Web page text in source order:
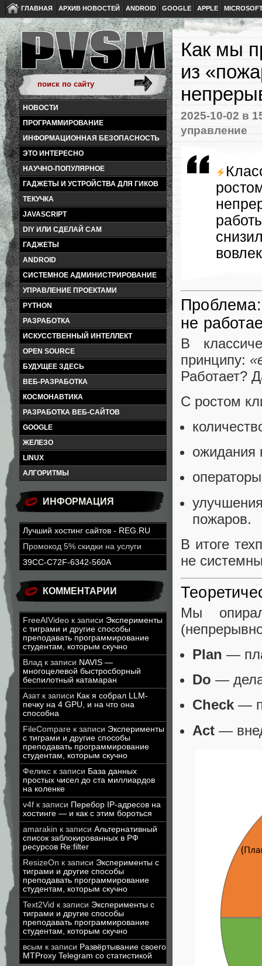
ГЛАВНАЯ АРХИВ НОВОСТЕЙ ANDROID GOOGLE APPLE
НОВОСТИ
ПРОГРАММИРОВАНИЕ
ИНФОРМАЦИОННАЯ БЕЗОПАСНОСТЬ
ЭТО ИНТЕРЕСНО
НАУЧНО-ПОПУЛЯРНОЕ
ГАДЖЕТЫ И УСТРОЙСТВА ДЛЯ ГИКОВ
ТЕКУЧКА
JAVASCRIPT
DIY ИЛИ СДЕЛАЙ САМ
ГАДЖЕТЫ
ANDROID
СИСТЕМНОЕ АДМИНИСТРИРОВАНИЕ
УПРАВЛЕНИЕ ПРОЕКТАМИ
PYTHON
РАЗРАБОТКА
ИСКУССТВЕННЫЙ ИНТЕЛЛЕКТ
OPEN SOURCE
БУДУЩЕЕ ЗДЕСЬ
ВЕБ-РАЗРАБОТКА
КОСМОНАВТИКА
РАЗРАБОТКА ВЕБ-САЙТОВ
GOOGLE
ЖЕЛЕЗО
LINUX
АЛГОРИТМЫ
ИНФОРМАЦИЯ
Лучший хостинг сайтов - REG.RU
Промокод 5% скидки на услуги
39CC-C72F-6342-560A
КОММЕНТАРИИ
FreeAIVideo к записи Эксперименты
с тиграми и другие способы
преподавать программирование
студентам, которым скучно
Влад к записи NAVIS —
многоцелевой быстросборный
беспилотный катамаран
Азатк записи Как я собрал LLM-
печку на 4 GPU, и на что она
способна
FileCompare к записи Эксперименты
с тиграми и другие способы
преподавать программирование
студентам, которым скучно
Феликс к записи База данных
простых чисел до ста миллиардов
на коленке
v4f к записи Перебор IP-адресов на
хостинге — и как с этим бороться
amarakin к записи Альтернативный
список заблокированных в РФ
ресурсов Re:filter
ResizeOn к записи Эксперименты с
тиграми и другие способы
преподавать программирование
студентам, которым скучно
Text2Vid к записи Эксперименты с
тиграми и другие способы
преподавать программирование
студентам, которым скучно
всым к записи Развёртывание своего
MTProxy Telegram со статистикой
Как мы
из
2025-10-02 в
управление
не
В
принципу:
Работает?
С ростом
ожидания
пожаров.
В итоге
не
Мы
Plan —
Do —
Check—
Act —